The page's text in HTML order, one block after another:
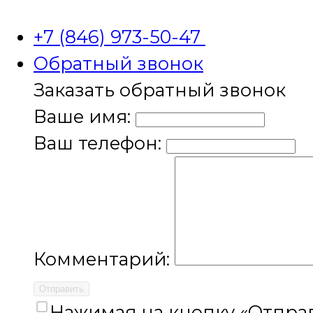
+7 (846) 973-50-47
Обратный звонок
Заказать обратный звонок
Ваше имя:
Ваш телефон:
Комментарий:
Отправить